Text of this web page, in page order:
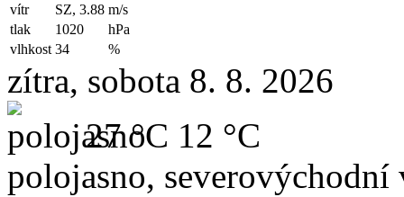
vítr SZ, 3.88 m/s
tlak
1020
hPa
vlhkost 34 %
zítra, sobota 8. 8. 2026
27 °C 12 °C
polojasno, severovýchodní